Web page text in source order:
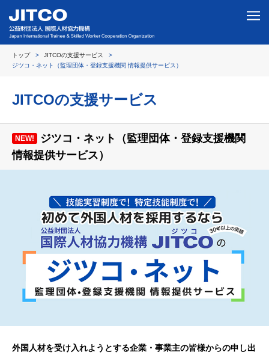
トップ
JITCOの支援サービス
ジツコ・ネット（監理団体・登録支援機関 情報提供サービス）
JITCOの支援サービス
NEW!
ジツコ・ネット（監理団体・登録支援機関
情報提供サービス）
外国人材を受け入れようとする企業・事業主の皆様からの申し出